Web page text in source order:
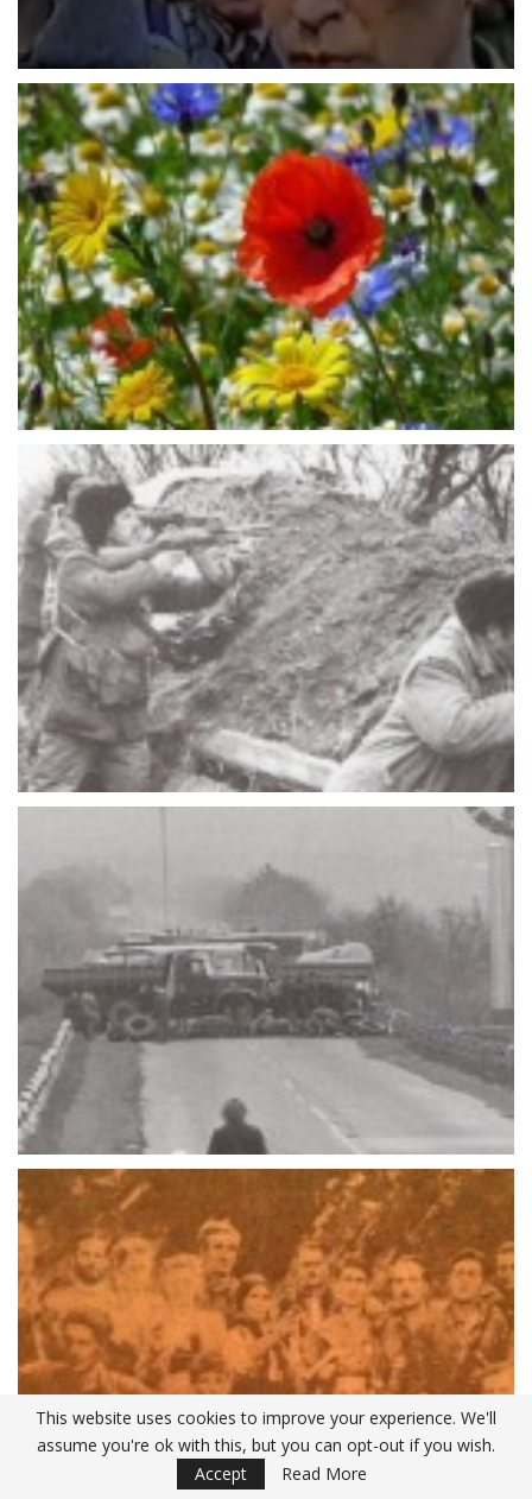
This website uses cookies to improve your experience. We'll
assume you're ok with this, but you can opt-out if you wish.
Accept
Read More